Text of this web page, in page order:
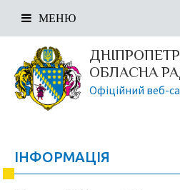
ОБЛАСНА
Офіційний веб-
МЕНЮ
ІНФОРМАЦІЯ